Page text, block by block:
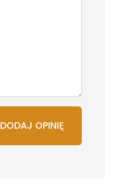
DODAJ OPINIĘ